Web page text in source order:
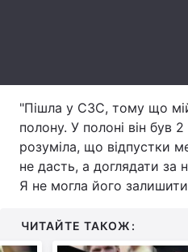
Тема оформлення
"Пішла у СЗС, тому що
полону. У полоні він був
розуміла, що відпустки
не дасть, а доглядати за
Я не могла його
ЧИТАЙТЕ ТАКОЖ: